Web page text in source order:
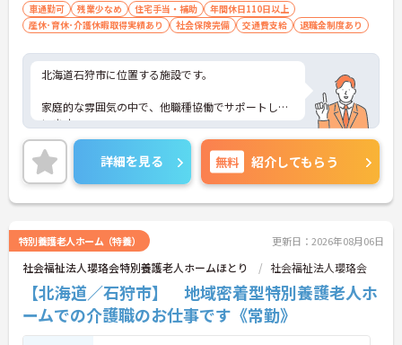
車通勤可 残業少なめ 住宅手当・補助
年間休日110日以上
産休･育休･介護休暇取得実績あり
社会保険完備 交通費支給 退職金制度あり
北海道石狩市に位置する施設です。
家庭的な雰囲気の中で、他職種協働でサポートして
います。
年間休日120日あり、メリハリ付けご就業いただけ
ます。
ご興味ある方には、面接対策ポイントなど、さらに
い！
詳細を見る 無料 紹介してもらう
特別養護老人ホーム（特養） 更新日：2026年08月06日
社会福祉法人瓔珞会特別養護老人ホームほとり 社会福祉法人瓔珞会
【北海道／石狩市】 地域密着型特別養護老人ホ
ームでの介護職のお仕事です《常勤》